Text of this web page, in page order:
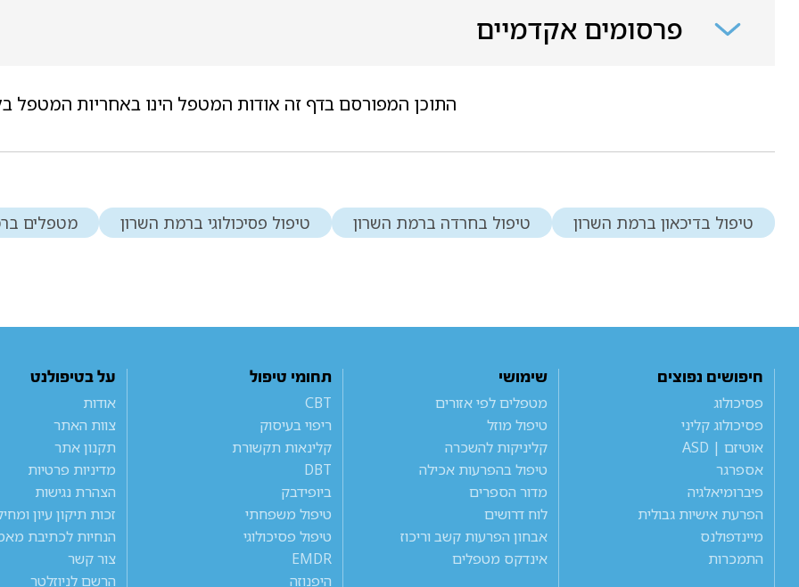
פרסומים אקדמיים
התוכן המפורסם בדף זה אודות המטפל הינו באחריות המטפל
טיפול בדיכאון ברמת השרון טיפול בחרדה ברמת השרון טיפול פסיכולוגי ברמת השרון מטפלים
חיפושים נפוצים
פסיכולוג
פסיכולוג קליני
אוטיזם | ASD
אספרגר
פיברומיאלגיה
הפרעת אישיות גבולית
מיינדפולנס
התמכרות
שימושי
מטפלים לפי אזורים
טיפול מוזל
קליניקות להשכרה
טיפול בהפרעות אכילה
מדור הספרים
לוח דרושים
אבחון הפרעות קשב וריכוז
אינדקס מטפלים
תחומי טיפול
CBT
ריפוי בעיסוק
קלינאות תקשורת
DBT
ביופידבק
טיפול משפחתי
טיפול פסיכולוגי
EMDR
היפנוזה
על בטיפולנט
אודות
צוות האתר
תקנון אתר
מדיניות פרטיות
הצהרת נגישות
זכות תיקון עיון
הנחיות לכתיבת
צור קשר
הרשם לניוזלטר